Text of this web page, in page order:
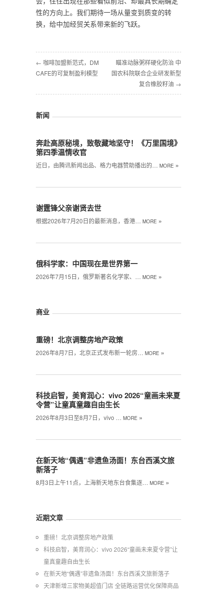
性的方向上。我们期待一场从量变到质变的转
换，给中加经贸关系带来新的飞跃。
← 咖啡加盟新范式，DM
CAFE的可复制盈利模型
瞄准动脉粥样硬化防治 中
国农科院联合企业研发新型
复合橡胶籽油 →
新闻
奔赴高原秘境，致敬藏地坚守！《万里国境》
第四季温情收官
近日，由腾讯新闻出品、格力电器赞助播出的… MORE »
谢霆锋父亲谢贤去世
根据2026年7月20日的最新消息，香港… MORE »
俄科学家：中国现在是世界第一
2026年7月15日，俄罗斯著名化学家、… MORE »
商业
重磅！北京调整房地产政策
2026年8月7日，北京正式发布新一轮房… MORE »
科技启智，美育润心：vivo 2026“童画未来夏
令营”让童真童趣自由生长
2026年8月3日至8月7日，vivo … MORE »
在新天地“偶遇”非遗鱼汤面！东台西溪文旅
新落子
8月3日上午11点，上海新天地东台食集逐… MORE »
近期文章
重磅！北京调整房地产政策
科技启智，美育润心：vivo 2026“童画未来夏令营”让
童真童趣自由生长
在新天地“偶遇”非遗鱼汤面！东台西溪文旅新落子
天津新增三家物美超值门店 全链路运营优化保障商品